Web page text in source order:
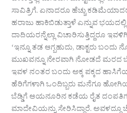
ಸಾವಿತ್ರಿಗೆ. ಏನಾದರೂ ಹೆಚ್ಚು ಕಡಿಮೆಯಾದರೆ
ಹರಾಜು ಹಾಕಿಬಿಡುತ್ತಾಳೆ ಎನ್ನುವ ಭಯದಲ್ಲಿ
ದಾದಿಯರನ್ನೆಲ್ಲಾ ವಿಚಾರಿಸುತ್ತಿದ್ದರೂ
ʻಇನ್ನೂ ತಡ ಆಗ್ಬಹುದು, ಡಾಕ್ಟರು ಬಂದು
ಮುಖವನ್ನೂ ನೇರವಾಗಿ ನೋಡದೆ ಮರದ
ಇವಳ ನಂತರ ಬಂದು ಅಕ್ಕ ಪಕ್ಕದ
ಹೆರಿಗೆಗಳಾಗಿ ಒಂದಿಬ್ಬರು ಮನೆಗೂ
ಬೆಡ್ಡಿಗೆ ಆಯನೂರಿನ ಕಡೆಯ ರೈತ
ಮಾದೇವಿಯನ್ನು ಸೇರಿಸಿದ್ದಾರೆ.